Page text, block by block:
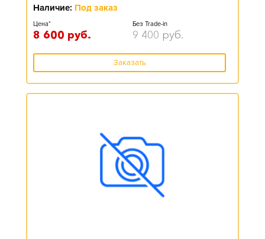
Наличие: Под заказ
Цена*
8 600 руб.
Без Trade-in
9 400 руб.
Заказать